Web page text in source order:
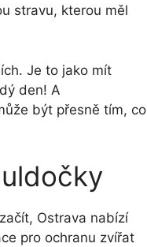
stravu, kterou ‍měl
Je‍ to jako ‍mít
den! A
být přesně‍ tím, co
Ostrava nabízí​
pro ochranu zvířat